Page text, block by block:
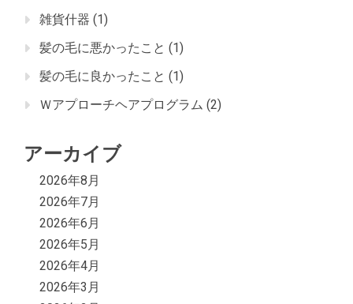
雑貨什器 (1)
髪の毛に悪かったこと (1)
髪の毛に良かったこと (1)
Ｗアプローチヘアプログラム (2)
アーカイブ
2026年8月
2026年7月
2026年6月
2026年5月
2026年4月
2026年3月